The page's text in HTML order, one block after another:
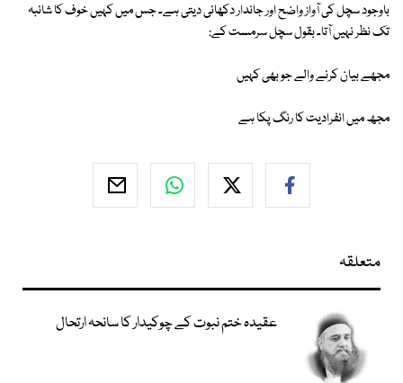
باوجود سچل کی آواز واضح اور جاندار دکھائی دیتی ہے۔ جس میں کہیں خوف کا شائبہ
تک نظر نہیں آتا۔ بقول سچل سرمست کے:
مجھے بیان کرنے والے جو بھی کہیں
مجھ میں انفرادیت کا رنگ پکا ہے
متعلقہ
عقیدہ ختم نبوت کے چوکیدار کا سانحہ ارتحال